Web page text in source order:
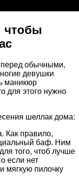
чтобы
обычными,
девушки
маникюр
для этого нужно
шеллак дома:
Как правило,
баф. Ним
того, чтоб лучше
если нет
мягкую пилочку